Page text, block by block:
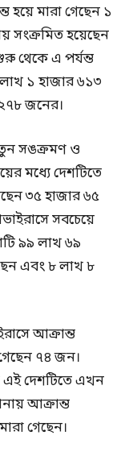
হয়ে মারা গেছেন ১
হয়েছেন
থেকে এ পর্যন্ত
১ হাজার ৬১৩
জনের।
সঙক্রমণ ও
মধ্যে দেশটিতে
৩৫ হাজার ৬৫
সবচেয়ে
৯৯ লাখ ৬৯
এবং ৮ লাখ ৮
আক্রান্ত
৭৪ জন।
দেশটিতে এখন
আক্রান্ত
গেছেন।